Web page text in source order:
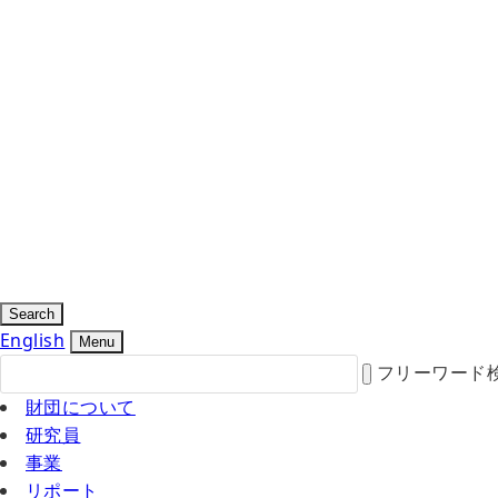
Search
English Menu
フリーワード
財団について
研究員
事業
リポート